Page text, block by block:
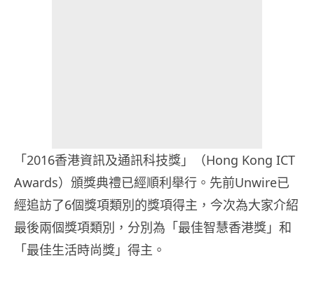
「2016香港資訊及通訊科技獎」（Hong Kong ICT
Awards）頒獎典禮已經順利舉行。先前Unwire已
經追訪了6個獎項類別的獎項得主，今次為大家介紹
最後兩個獎項類別，分別為「最佳智慧香港獎」和
「最佳生活時尚獎」得主。